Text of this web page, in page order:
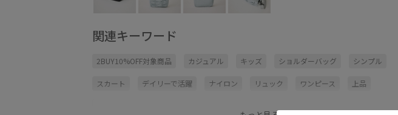
関連キーワード
2BUY10%OFF対象商品 カジュアル キッズ ショルダーバッグ シンプル
スカート デイリーで活躍 ナイロン リュック ワンピース 上品